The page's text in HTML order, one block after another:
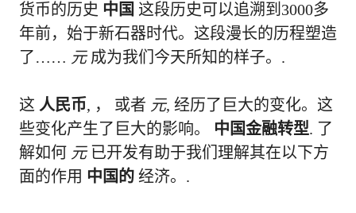
货币的历史 中国 这段历史可以追溯到3000多
年前，始于新石器时代。这段漫长的历程塑造
了…… 元成为我们今天所知的样子。.
这 人民币, ， 或者 元, 经历了巨大的变化。这
些变化产生了巨大的影响。 中国金融转型. 了
解如何 元已开发有助于我们理解其在以下方
面的作用 中国的 经济。.